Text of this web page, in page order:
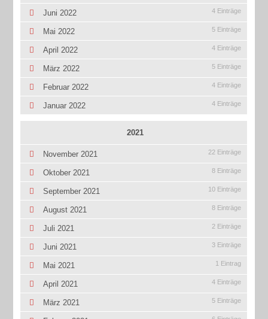
Juni 2022 4 Einträge
Mai 2022 5 Einträge
April 2022 4 Einträge
März 2022 5 Einträge
Februar 2022 4 Einträge
Januar 2022 4 Einträge
2021
November 2021 22 Einträge
Oktober 2021 8 Einträge
September 2021 10 Einträge
August 2021 8 Einträge
Juli 2021 2 Einträge
Juni 2021 3 Einträge
Mai 2021 1 Eintrag
April 2021 4 Einträge
März 2021 5 Einträge